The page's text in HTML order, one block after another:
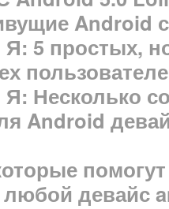
Android
5 простых,
Несколько
Android
любой девайс